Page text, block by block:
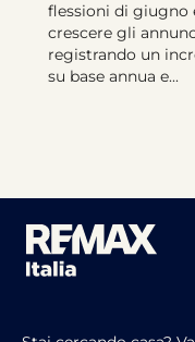
flessioni di giugno
crescere gli
registrando un
su base annua e...